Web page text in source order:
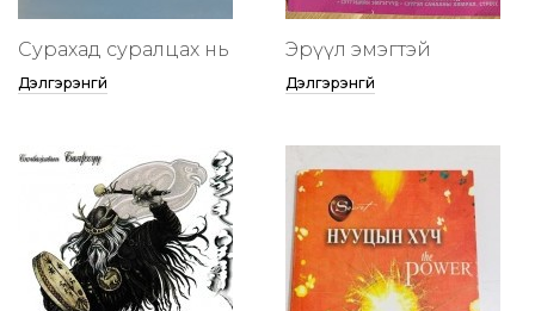
Сурахад суралцах нь
Дэлгэрэнгүй
Эрүүл эмэгтэй
Дэлгэрэнгүй